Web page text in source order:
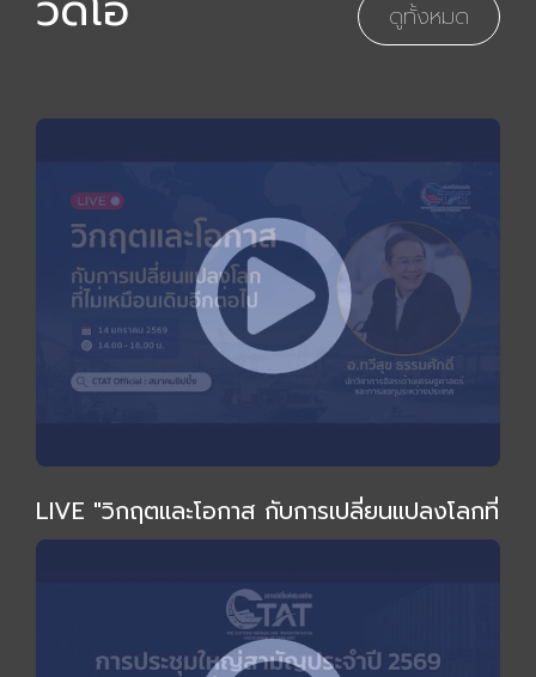
ดูทั้งหมด
LIVE "วิกฤตและโอกาส กับการเปลี่ยนแปลงโลกที่
ไม่เหมือนเดิม" โดย อ.ทวีสุข ธรรมศักดิ์